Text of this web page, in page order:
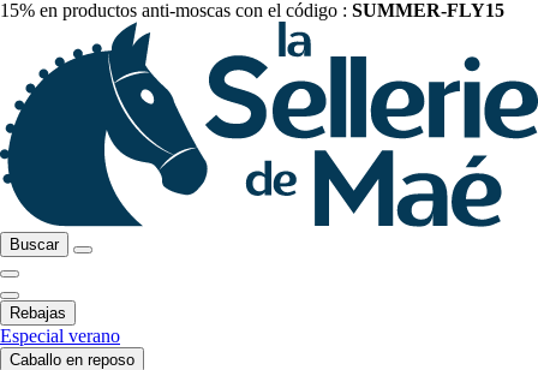
15% en productos anti-moscas con el código : SUMMER-FLY15
Buscar
Rebajas
Especial verano
Caballo en reposo